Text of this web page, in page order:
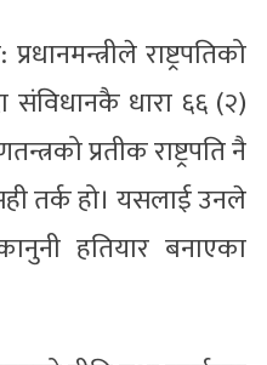
राष्ट्रपतिको
संविधानकै धारा ६६ (२)
प्रतीक राष्ट्रपति नै
तर्क हो। यसलाई उनले
हतियार बनाएका